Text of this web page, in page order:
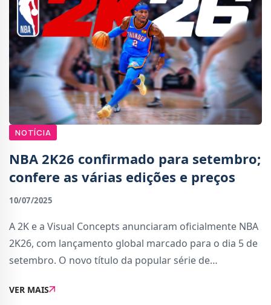
NOTÍCIA
NBA 2K26 confirmado para setembro;
confere as várias edições e preços
10/07/2025
A 2K e a Visual Concepts anunciaram oficialmente NBA
2K26, com lançamento global marcado para o dia 5 de
setembro. O novo título da popular série de
de consolas, incluindo a PlayStation 5, X
VER MAIS